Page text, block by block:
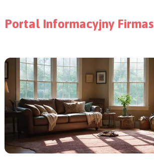
Portal Informacyjny Firmas